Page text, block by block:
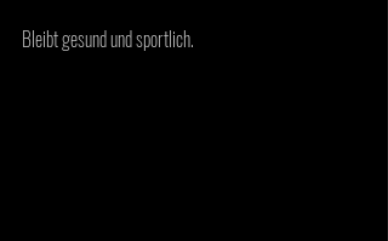
Bleibt gesund und sportlich.